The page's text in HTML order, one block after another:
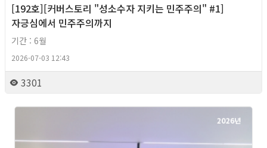
[192호][커버스토리 "성소수자 지키는 민주주의" #1]
자긍심에서 민주주의까지
기간 : 6월
2026-07-03 12:43
3301
2026년